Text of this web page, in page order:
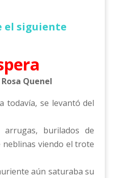
el siguiente
Quenel
todavía, se levantó del
burilados de
neblinas viendo el trote
aún saturaba su